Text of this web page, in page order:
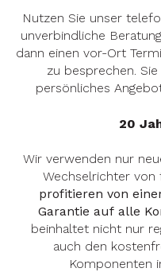
Nutzen Sie unser
unverbindliche
dann einen vor-Ort
zu besprechen.
persönliches
20
Wir verwenden nur
Wechselrichter von
profitieren von
Garantie auf alle
beinhaltet nicht nur
auch den
Komponenten